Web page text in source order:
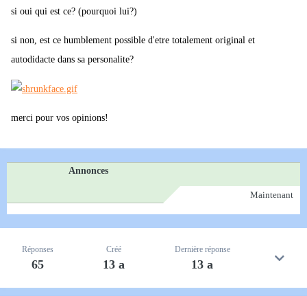
si oui qui est ce? (pourquoi lui?)
si non, est ce humblement possible d'etre totalement original et
autodidacte dans sa personalite?
merci pour vos opinions!
Annonces
Maintenant
Réponses
65
Créé
13 a
Dernière réponse
13 a